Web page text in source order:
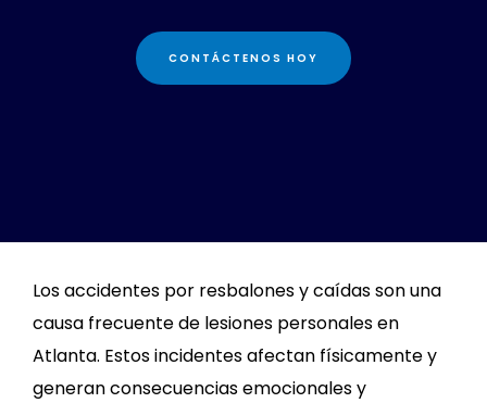
CONTÁCTENOS HOY
Los accidentes por resbalones y caídas son una
causa frecuente de lesiones personales en
Atlanta. Estos incidentes afectan físicamente y
generan consecuencias emocionales y